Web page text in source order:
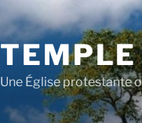
TEMPLE
Une Église protestante